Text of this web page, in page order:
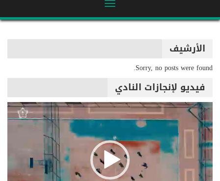
الأرشيف
Sorry, no posts were found.
فيديو لإنجازات النادي
مشغل
الفيديو